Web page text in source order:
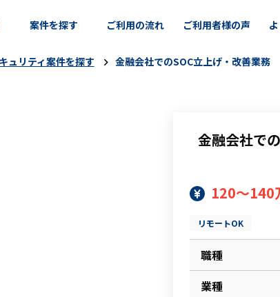
案件を探す ご利用の流れ ご利用者様の声
ュリティ案件を探す 金融会社でのSOC立上げ・改善業務
金融会社で
120～140
リモートOK
職種
業種